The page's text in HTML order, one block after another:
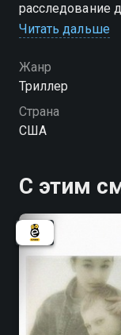
расследование
Пейдж: она
девочку во
случайный
попасться;
дело рук
убийство
начинают
состояние
Сможет ли она
поймать
Читать дальше
Жанр
Триллер
Страна
США
С этим